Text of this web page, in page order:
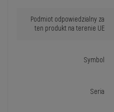
Podmiot odpowiedzialny za
ten produkt na terenie UE
Symbol
Seria